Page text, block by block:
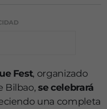
Fest, organizado
Bilbao,se celebrará
una completa